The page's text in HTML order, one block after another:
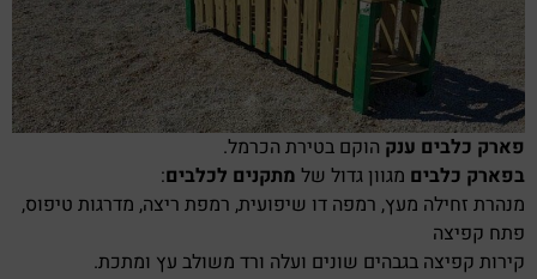
פארק כלבים ענק הוקם בטירת הכרמל.
בפארק כלבים מגוון גדול של מתקנים לכלבים:
מנהרת זחילה מעץ, רמפה דו שיפועית, רמפת ריצה, מדרגות טיפוס,
פתח קפיצה
קירות קפיצה בגבהים שונים ועלה ורד משולב עץ ומתכת.